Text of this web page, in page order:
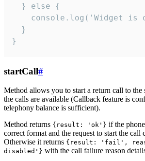
  } else {
console.log('Widget is
  }
}
startCall#
Method allows you to start a return call to the
the calls are available (Callback feature is
telephony balance is sufficient).
Method returns {result: 'ok'} if the
correct format and the request to start the call
Otherwise it returns {result: 'fail',
disabled'} with the call failure reason